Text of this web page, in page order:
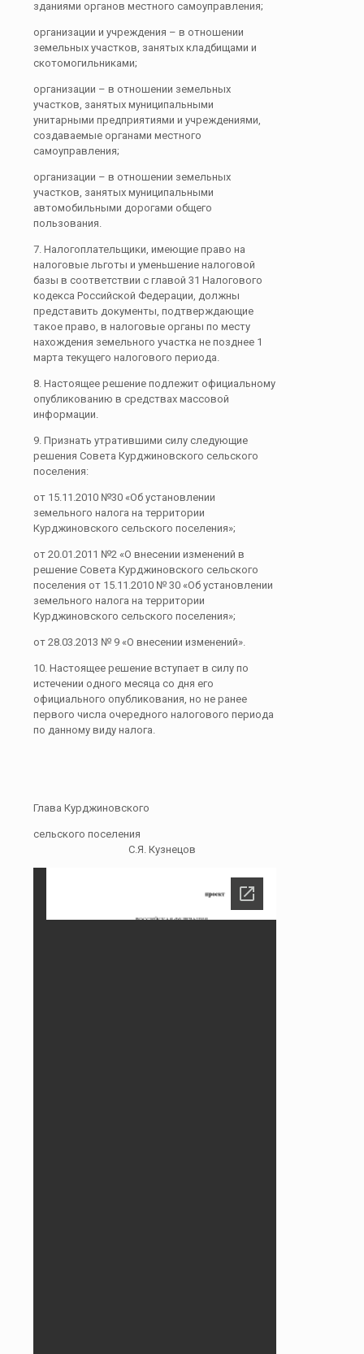
зданиями органов местного самоуправления;
организации и учреждения – в отношении
земельных участков, занятых кладбищами и
скотомогильниками;
организации – в отношении земельных
участков, занятых муниципальными
унитарными предприятиями и учреждениями,
создаваемые органами местного
самоуправления;
организации – в отношении земельных
участков, занятых муниципальными
автомобильными дорогами общего
пользования.
7. Налогоплательщики, имеющие право на
налоговые льготы и уменьшение налоговой
базы в соответствии с главой 31 Налогового
кодекса Российской Федерации, должны
представить документы, подтверждающие
такое право, в налоговые органы по месту
нахождения земельного участка не позднее 1
марта текущего налогового периода.
8. Настоящее решение подлежит официальному
опубликова­нию в средствах массовой
информации.
9. Признать утратившими силу следующие
решения Совета Курджиновского сельского
поселения:
от 15.11.2010 №30 «Об установлении
земельного налога на территории
Курджиновского сельского поселения»;
от 20.01.2011 №2 «О внесении изменений в
решение Совета Курджиновского сельского
поселения от 15.11.2010 № 30 «Об установлении
земельного налога на территории
Курджиновского сельского поселения»;
от 28.03.2013 № 9 «О внесении изменений».
10. Настоящее решение вступает в силу по
истечении одного месяца со дня его
официального опубликования, но не ранее
первого числа очередного налогового периода
по данному виду налога.
Глава Курджиновского
сельского поселения
С.Я. Кузнецов